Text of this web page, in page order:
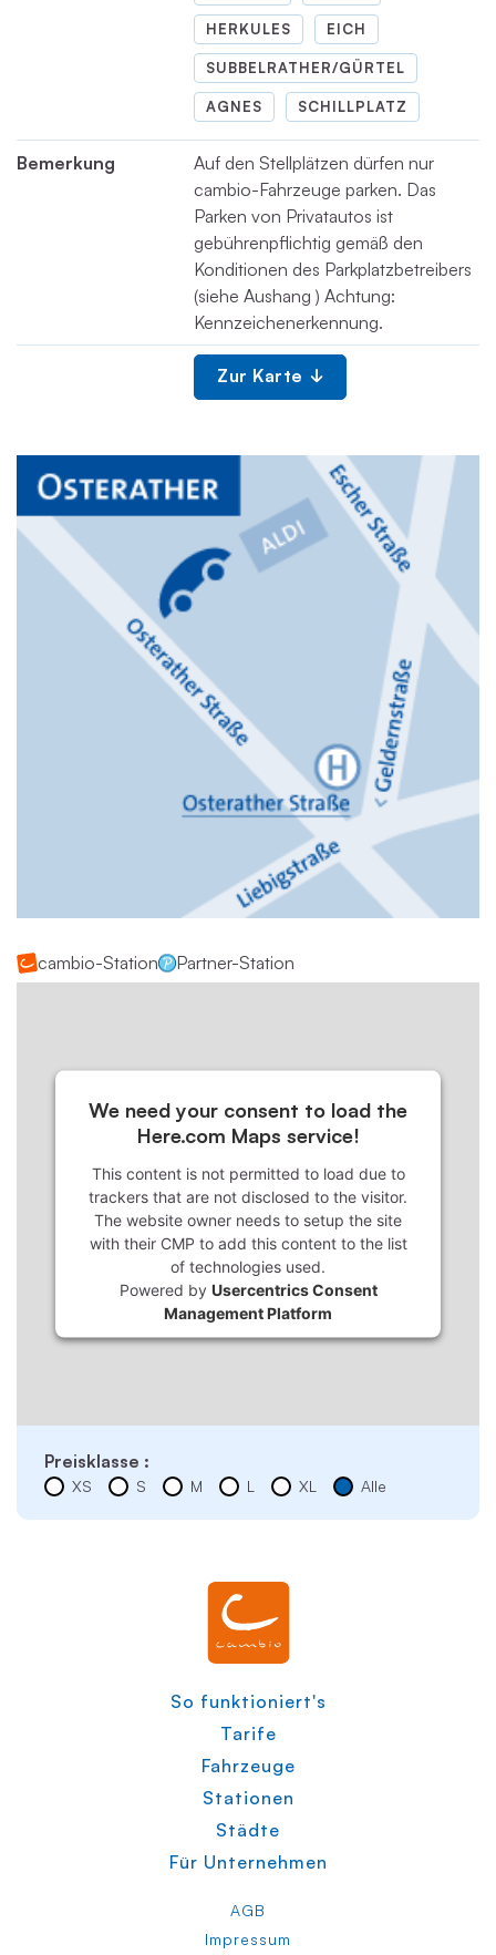
HERKULES EICH
SUBBELRATHER/GÜRTEL
AGNES SCHILLPLATZ
Bemerkung
Auf den Stellplätzen dürfen nur
cambio-Fahrzeuge parken. Das
Parken von Privatautos ist
gebührenpflichtig gemäß den
Konditionen des Parkplatzbetreibers
(siehe Aushang ) Achtung:
Kennzeichenerkennung.
Zur Karte
cambio-Station Partner-Station
We need your consent to load the
Here.com Maps service!
This content is not permitted to load due to
trackers that are not disclosed to the visitor.
The website owner needs to setup the site
with their CMP to add this content to the list
of technologies used.
Powered by Usercentrics Consent
Management Platform
Preisklasse :
XS S M L XL Alle
So funktioniert's
Tarife
Fahrzeuge
Stationen
Städte
Für Unternehmen
AGB
Impressum